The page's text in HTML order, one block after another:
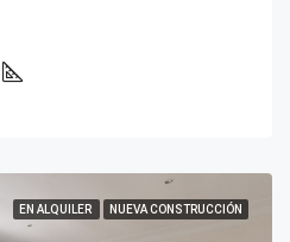
EN ALQUILER NUEVA CONSTRUCCIÓN